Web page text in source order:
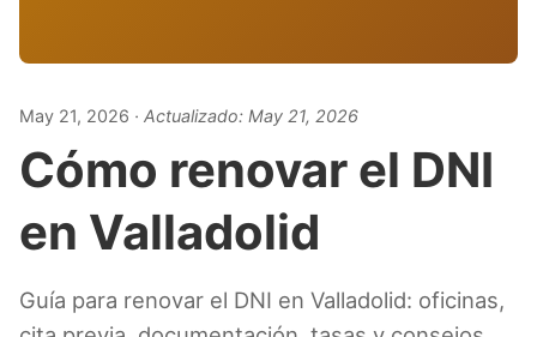
May 21, 2026 · Actualizado: May 21, 2026
Cómo renovar el DNI
en Valladolid
Guía para renovar el DNI en Valladolid: oficinas,